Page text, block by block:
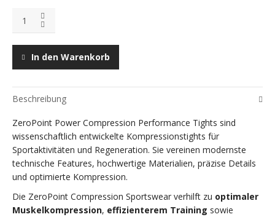
In den Warenkorb
Beschreibung
ZeroPoint Power Compression Performance Tights sind
wissenschaftlich entwickelte Kompressionstights für
Sportaktivitäten und Regeneration. Sie vereinen modernste
technische Features, hochwertige Materialien, präzise Details
und optimierte Kompression.
Die ZeroPoint Compression Sportswear verhilft zu optimaler
Muskelkompression, effizienterem Training sowie